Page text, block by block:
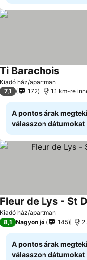
Kiadó ház/apartman
Ti BarachoisÁrak
7,1 172 1.1 km-re
A pontos árak
válasszon dátumokat
Kiadó ház/apartman
Fleur de Lys - St
8,1 Nagyon jó 145
A pontos árak
válasszon dátumokat